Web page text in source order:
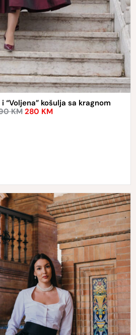
“Voljena” košulja sa kragnom
KM 280 KM